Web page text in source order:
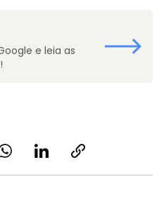
e leia as